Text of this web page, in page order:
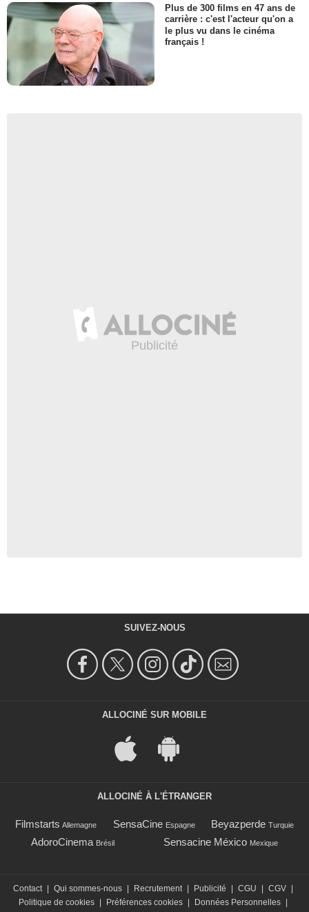
Plus de 300 films en 47 ans de
carrière : c'est l'acteur qu'on a
le plus vu dans le cinéma
français !
SUIVEZ-NOUS
ALLOCINÉ SUR MOBILE
ALLOCINÉ À L'ÉTRANGER
Filmstarts Allemagne SensaCine Espagne Beyazperde Turquie
AdoroCinema Brésil Sensacine México Mexique
Contact | Qui sommes-nous | Recrutement | Publicité | CGU | CGV |
Politique de cookies | Préférences cookies | Données Personnelles |